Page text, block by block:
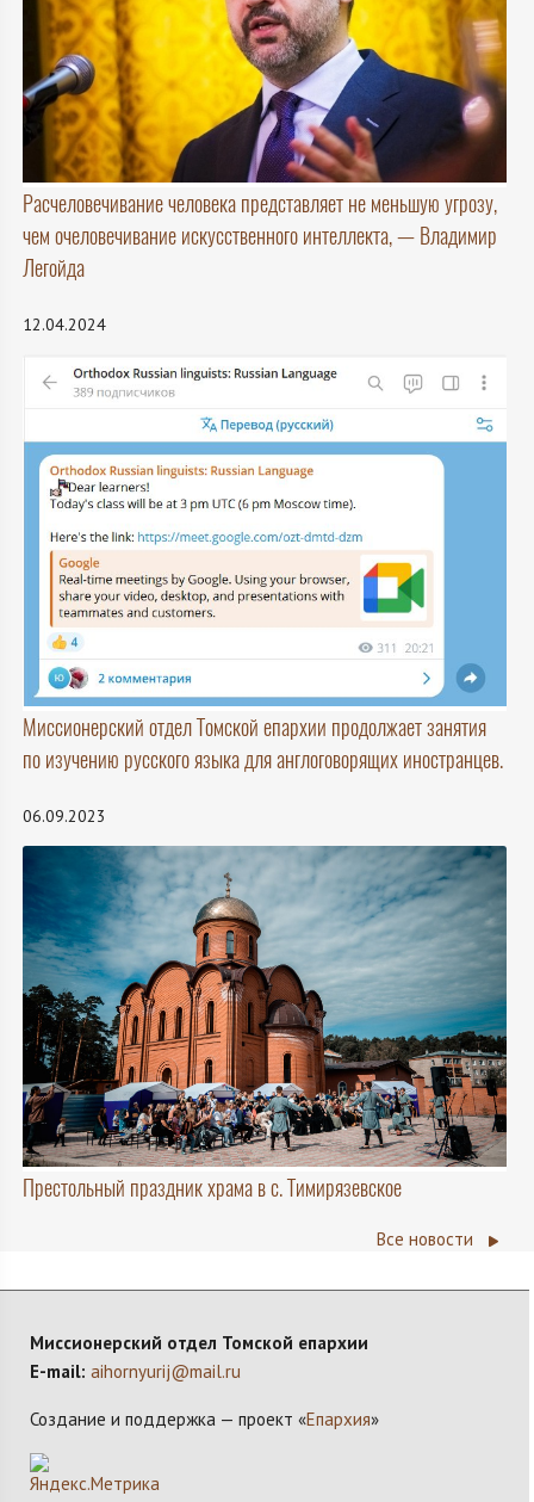
Расчеловечивание человека представляет не меньшую угрозу,
чем очеловечивание искусственного интеллекта, — Владимир
Легойда
12.04.2024
Миссионерский отдел Томской епархии продолжает занятия
по изучению русского языка для англоговорящих иностранцев.
06.09.2023
Престольный праздник храма в с. Тимирязевское
Все новости
Миссионерский отдел Томской епархии
E-mail: aihornyurij@mail.ru
Создание и поддержка — проект «Епархия»